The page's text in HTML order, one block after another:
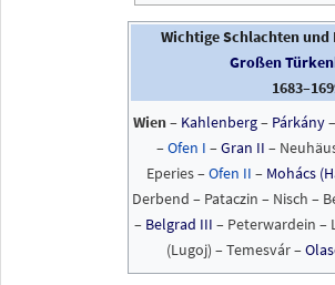
Wichtige Schlachten und
Großen
Wien– Kahlenberg– Párkány
–Ofen I –Gran II –
Eperies –Ofen II – Mohács
Derbend – Pataczin – Nisch –
– Belgrad III – Peterwardein –
(Lugoj) – Temesvár –